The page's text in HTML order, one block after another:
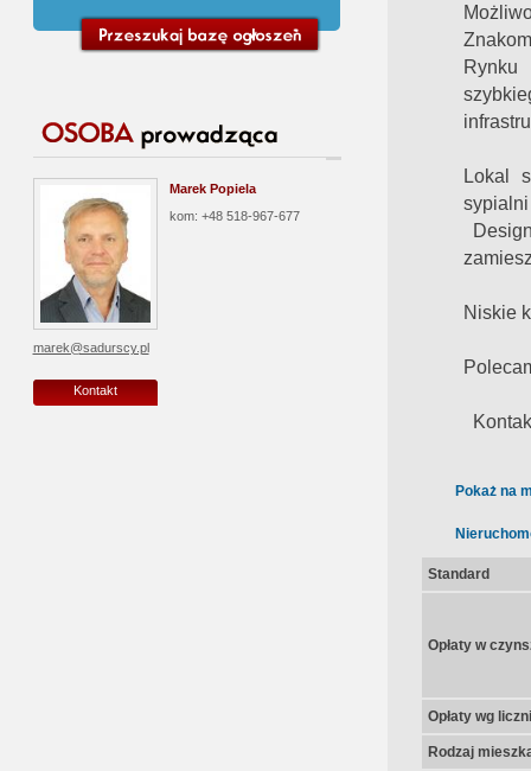
Marek Popiela
kom: +48 518-967-677
marek@sadurscy.pl
Kontakt
Rynku
Lokal
sypialni
Niskie
Pokaż na
Standard
Opłaty w
Opłaty wg
Rodzaj